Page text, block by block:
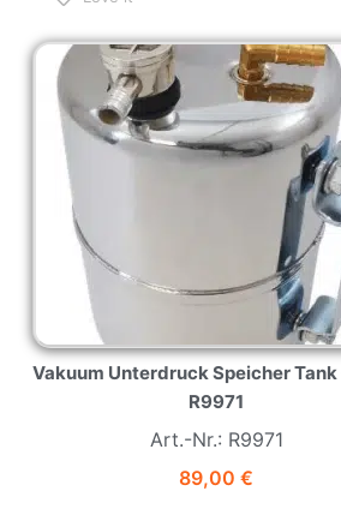
HOT
Vakuum Unterdruck Speicher Tank
R9971
Art.-Nr.: R9971
89,00 €